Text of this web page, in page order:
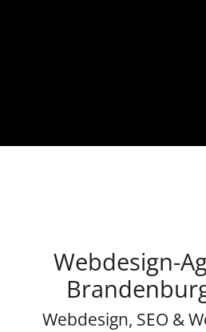
Webdesign-
Webdesign, SEO &